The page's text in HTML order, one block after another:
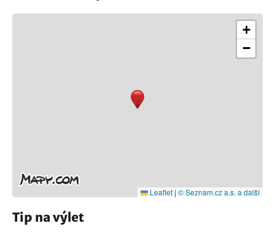
+
−
Leaflet | © Seznam.cz a.s. a další
Tip na výlet